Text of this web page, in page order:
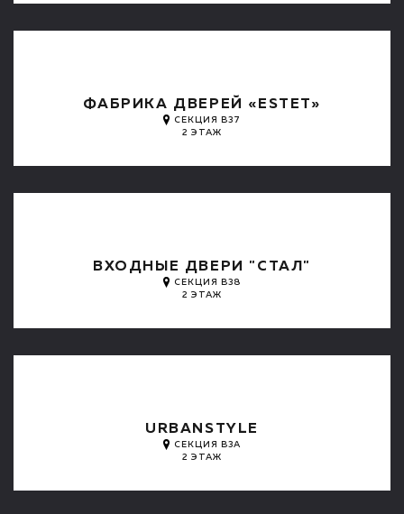
ФАБРИКА ДВЕРЕЙ «ESTET»
СЕКЦИЯ B37
2 ЭТАЖ
ВХОДНЫЕ ДВЕРИ "СТАЛ"
СЕКЦИЯ B38
2 ЭТАЖ
URBANSTYLE
СЕКЦИЯ B3A
2 ЭТАЖ